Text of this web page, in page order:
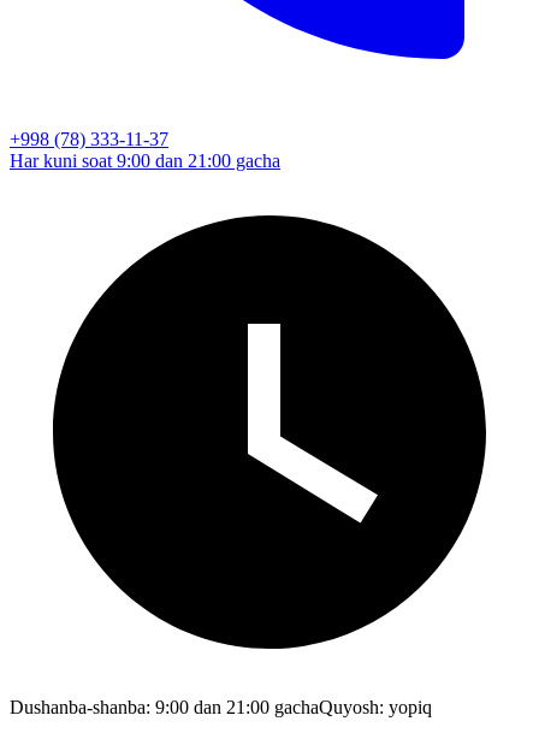
+998 (78) 333-11-37
Har kuni soat 9:00 dan 21:00 gacha
Dushanba-shanba: 9:00 dan 21:00 gachaQuyosh: yopiq